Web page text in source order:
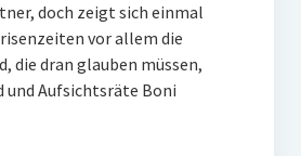
doch zeigt sich einmal
vor allem die
die dran glauben müssen,
und Aufsichtsräte Boni